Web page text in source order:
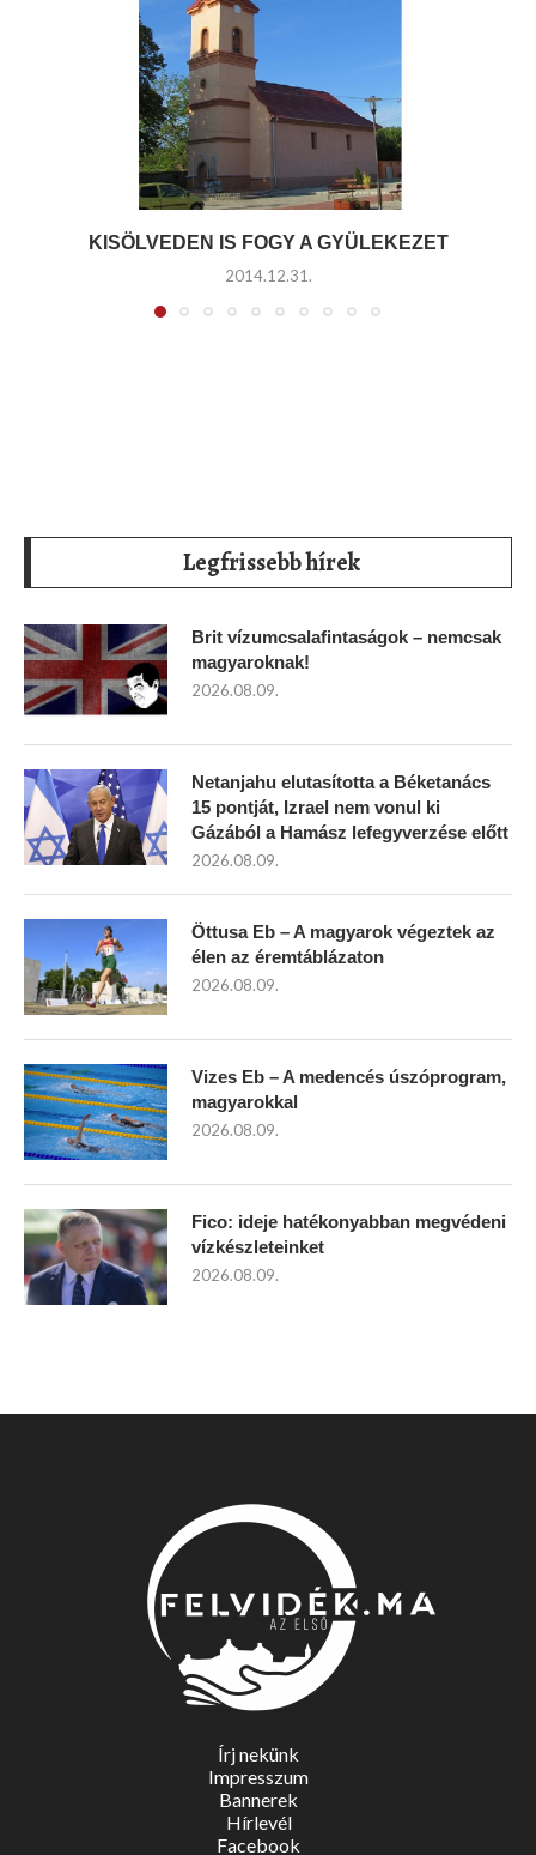
KISÖLVEDEN IS FOGY A GYÜLEKEZET
2014.12.31.
Legfrissebb hírek
Brit vízumcsalafintaságok – nemcsak
magyaroknak!
2026.08.09.
Netanjahu elutasította a Béketanács
15 pontját, Izrael nem vonul ki
Gázából a Hamász lefegyverzése előtt
2026.08.09.
Öttusa Eb – A magyarok végeztek az
élen az éremtáblázaton
2026.08.09.
Vizes Eb – A medencés úszóprogram,
magyarokkal
2026.08.09.
Fico: ideje hatékonyabban megvédeni
vízkészleteinket
2026.08.09.
Írj nekünk
Impresszum
Bannerek
Hírlevél
Facebook